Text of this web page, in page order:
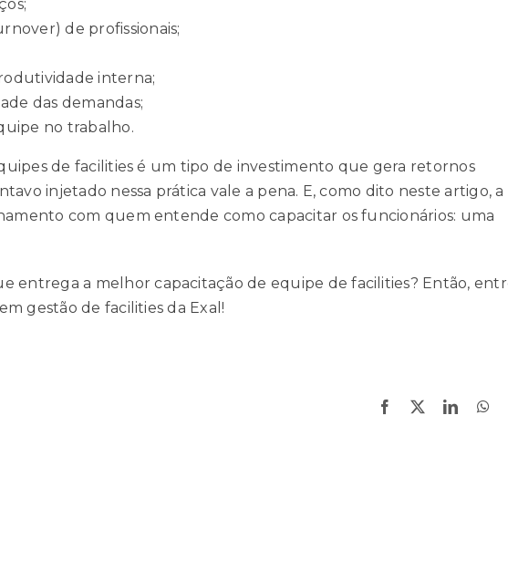
de profissionais;
interna;
das demandas;
no trabalho.
de facilities é um tipo de investimento que gera retornos
injetado nessa prática vale a pena. E, como dito neste artigo, a
com quem entende como capacitar os funcionários: uma
entrega a melhor capacitação de equipe de facilities? Então,
gestão de facilities da Exal!
Facebook